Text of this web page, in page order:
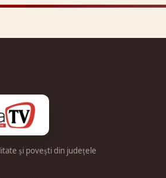
și povești din județele